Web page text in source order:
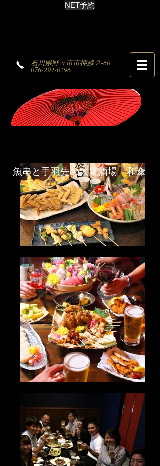
NET予約
石川県野々市市押越２-60
076-294-0296
魚串と手羽先の大衆酒場 和傘